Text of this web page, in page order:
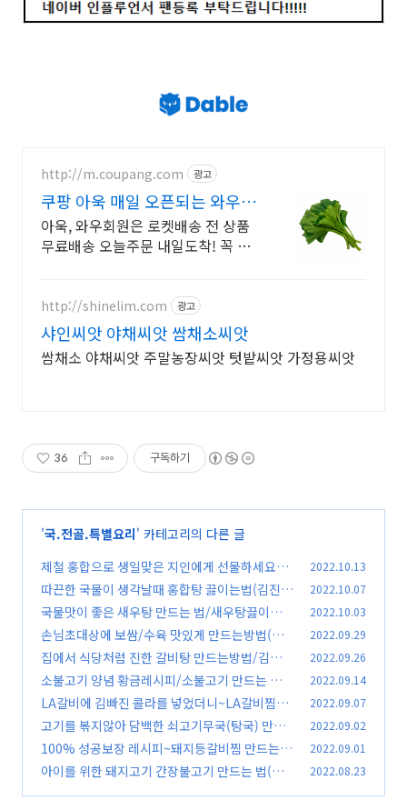
http://m.coupang.com 광고
쿠팡 아욱 매일 오픈되는 와우회
원 특가
아욱, 와우회원은 로켓배송 전 상품
무료배송 오늘주문 내일도착! 꼭 필
http://shinelim.com 광고
샤인씨앗 야채씨앗 쌈채소씨앗
쌈채소 야채씨앗 주말농장씨앗 텃밭씨앗 가정용씨앗
36 구독하기
'국.전골.특별요리' 카테고리의 다른 글
제철 홍합으로 생일맞은 지인에게 선물하세요~
홍합미역국 끓이는법(김진옥요리가좋다)/홍합
미역국 만드는 법
(46)
2022.10.13
따끈한 국물이 생각날때 홍합탕 끓이는법(김진옥
요리가좋다)/홍합손질법
(74)
2022.10.07
국물맛이 좋은 새우탕 만드는 법/새우탕끓이는법
(김진옥요리가좋다) (23)
2022.10.03
손님초대상에 보쌈/수육 맛있게 만드는방법(김
진옥요리가좋다)
(54)
2022.09.29
집에서 식당처럼 진한 갈비탕 만드는방법/김진옥
요리가좋다/갈비탕끓이는법 (59)
2022.09.26
소불고기 양념 황금레시피/소불고기 만드는 방법
(김진옥요리가좋다)
(33)
2022.09.14
LA갈비에 김빠진 콜라를 넣었더니~LA갈비찜구
이 만드는 법(김진옥요리가좋다)LA갈비 부드럽
게 만들기
(57)
2022.09.07
고기를 볶지않아 담백한 쇠고기무국(탕국) 만드
는방법(김진옥요리가좋다) 소고기무국 끓이는법
소고기무국만들기
(56)
2022.09.02
100% 성공보장 레시피~돼지등갈비찜 만드는
방법(김진옥요리가좋다) (62)
2022.09.01
아이를 위한 돼지고기 간장불고기 만드는 법(돼
2022.08.23